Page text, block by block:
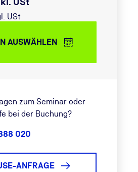
USt
AUSWÄHLEN
zum Seminar oder
bei der Buchung?
020
ANFRAGE